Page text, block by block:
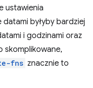
ustawienia
datami byłyby bardziej
i godzinami oraz
skomplikowane,
fns znacznie to